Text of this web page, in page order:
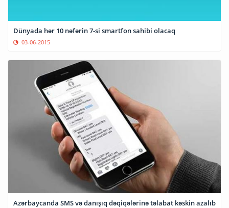
Dünyada hər 10 nəfərin 7-si smartfon sahibi olacaq
03-06-2015
Azərbaycanda SMS və danışıq dəqiqələrinə təlabat kəskin azalıb